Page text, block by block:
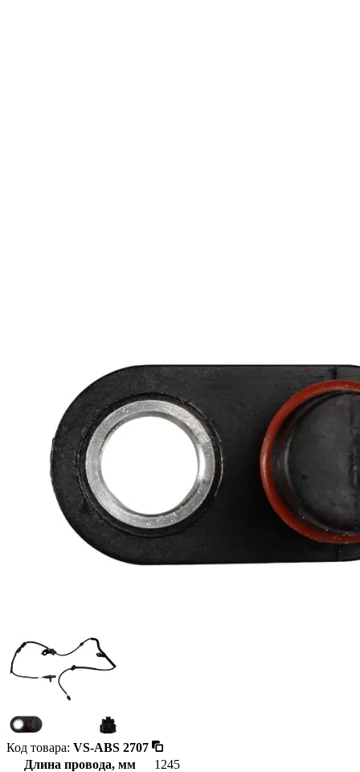
Код товара: VS-ABS 2707
Длина провода, мм
1245